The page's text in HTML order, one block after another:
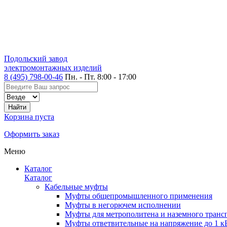
Подольский завод
электромонтажных изделий
8 (495) 798-00-46 Пн. - Пт. 8:00 - 17:00
Корзина пуста
Оформить заказ
Меню
Каталог
Каталог
Кабельные муфты
Муфты общепромышленного применения
Муфты в негорючем исполнении
Муфты для метрополитена и наземного
Муфты ответвительные на напряжение до 1